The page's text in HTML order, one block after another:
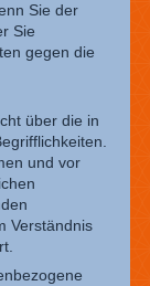
Sie der
Sie
gegen die
über die in
und vor
Verständnis